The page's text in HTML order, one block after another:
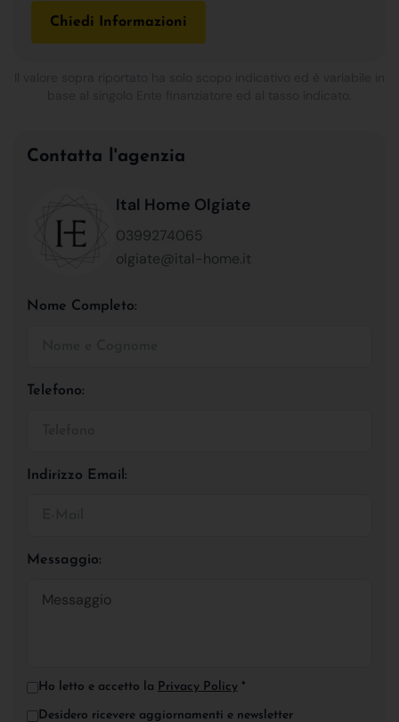
Chiedi Informazioni
Contatta l'agenzia
Ital Home Olgiate
0399274065
olgiate@ital-home.it
Nome Completo:
Telefono:
Indirizzo Email:
Messaggio:
Ho letto e accetto la Privacy Policy *
Desidero ricevere aggiornamenti e newsletter